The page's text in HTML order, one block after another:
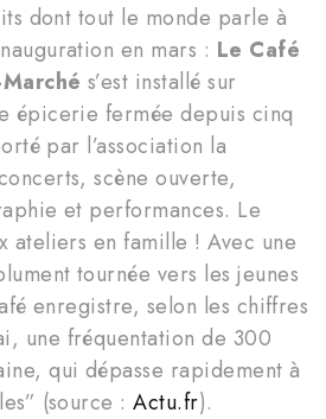
dont tout le monde parle à
en mars : Le Café
s’est installé sur
épicerie fermée depuis cinq
par l’association la
scène ouverte,
et performances. Le
ateliers en famille ! Avec une
tournée vers les jeunes
enregistre, selon les chiffres
une fréquentation de 300
qui dépasse rapidement à
(source :Actu.fr).